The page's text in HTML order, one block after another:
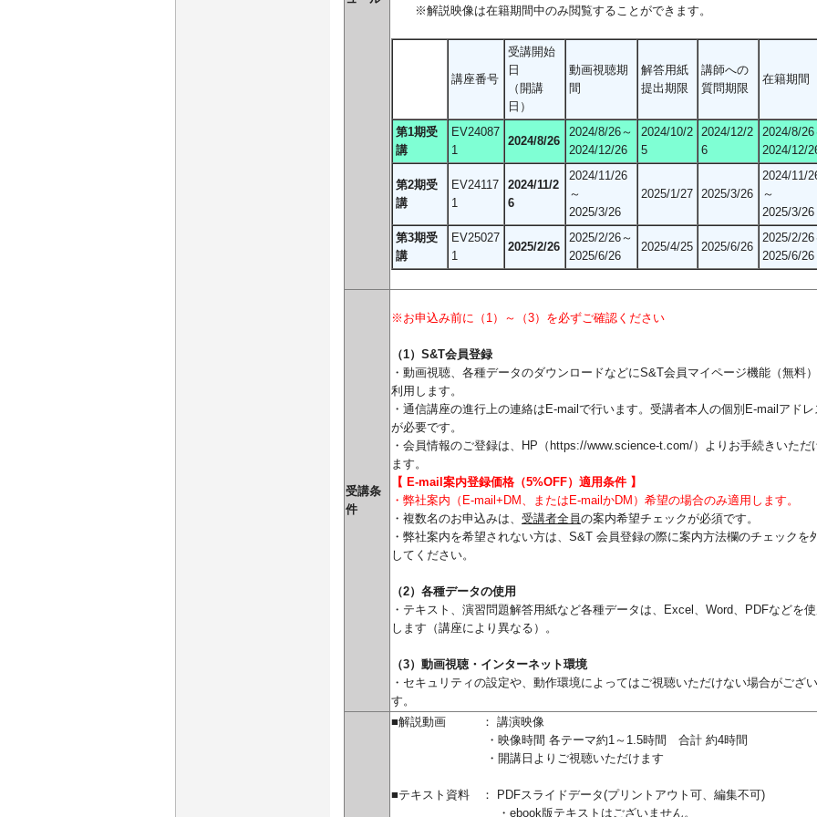
※解説映像は在籍期間中のみ閲覧することができます。
講座番号
受講開始
日
（開講
日）
動画視聴期
間
解答用紙
提出期限
講師への
質問期限
在籍期間
第1期受
講
EV24087
1
2024/8/26
2024/8/26～
2024/12/26
2024/10/2
5
2024/12/2
6
2024/8/26
2024/12/
第2期受
講
EV24117
1
2024/11/2
6
2024/11/26
～
2025/3/26
2025/1/27 2025/3/26
2024/11/
～
2025/3/26
第3期受
講
EV25027
1
2025/2/26
2025/2/26～
2025/6/26
2025/4/25 2025/6/26
2025/2/26
2025/6/26
受講条
件
※お申込み前に（1）～（3）を必ずご確認ください
（1）S&T会員登録
・動画視聴、各種データのダウンロードなどにS&T会員マイページ機能（無料
利用します。
・通信講座の進行上の連絡はE-mailで行います。受講者本人の個別E-mailアドレ
が必要です。
・会員情報のご登録は、HP（https://www.science-t.com/）よりお手続きいただ
ます。
【 E-mail案内登録価格（5%OFF）適用条件 】
・弊社案内（E-mail+DM、またはE-mailかDM）希望の場合のみ適用します。
・ 複数名のお申込みは、 受講者全員の案内希望チェックが必須です。
・弊社案内を希望されない方は、S&T 会員登録の際に案内方法欄のチェックを
してください。
（2）各種データの使用
・テキスト、演習問題解答用紙など各種データは、Excel、Word、PDFなどを使
します（講座により異なる）。
（3）動画視聴・インターネット環境
・セキュリティの設定や、動作環境によってはご視聴いただけない場合がござ
す。
■解説動画
： 講演映像
・映像時間 各テーマ約1～1.5時間 合計 約4時間
・開講日よりご視聴いただけます
■テキスト資料
： PDFスライドデータ(プリントアウト可、編集不可)
・ebook版テキストはございません。